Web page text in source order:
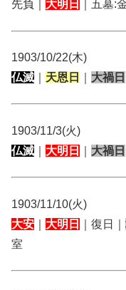
先負｜ 大明日 ｜五墓:
1903/10/22(木)
仏滅
天恩日 大禍日
1903/11/3(火)
仏滅
大明日 大禍日
1903/11/10(火)
大安
大明日 ｜復日｜
室